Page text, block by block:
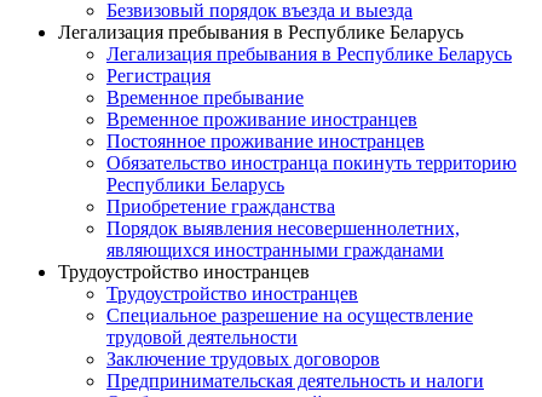
Безвизовый порядок въезда и выезда
Легализация пребывания в Республике Беларусь
Легализация пребывания в Республике Беларусь
Регистрация
Временное пребывание
Временное проживание иностранцев
Постоянное проживание иностранцев
Обязательство иностранца покинуть территорию
Республики Беларусь
Приобретение гражданства
Порядок выявления несовершеннолетних,
являющихся иностранными гражданами
Трудоустройство иностранцев
Трудоустройство иностранцев
Специальное разрешение на осуществление
трудовой деятельности
Заключение трудовых договоров
Предпринимательская деятельность и налоги